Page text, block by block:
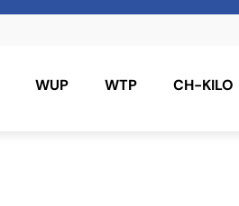
WUP WTP CH-KILO